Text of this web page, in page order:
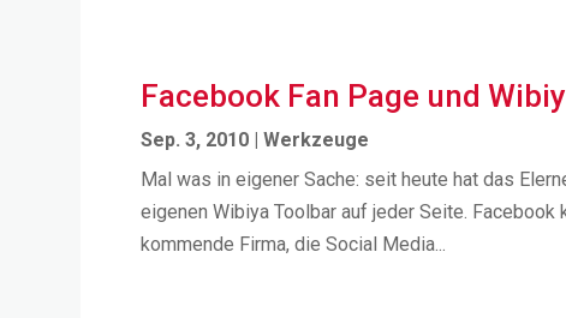
Facebook Fan Page und
Sep. 3, 2010 |Werkzeuge
Mal was in eigener Sache: seit heute hat das
eigenen Wibiya Toolbar auf jeder Seite.
kommende Firma, die Social Media...